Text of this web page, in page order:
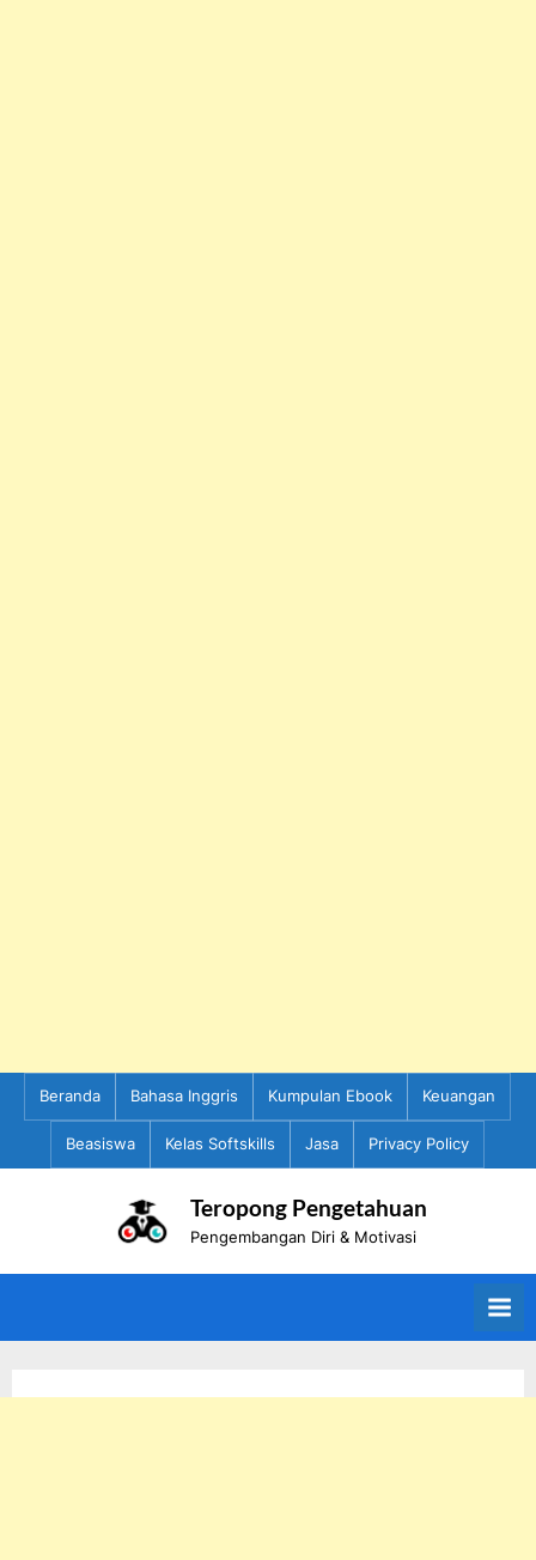
content
Beranda Bahasa Inggris Kumpulan Ebook Keuangan
Beasiswa Kelas Softskills Jasa Privacy Policy
Teropong Pengetahuan
Pengembangan Diri & Motivasi